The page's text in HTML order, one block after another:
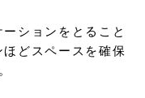
ションをとること
どスペースを確保